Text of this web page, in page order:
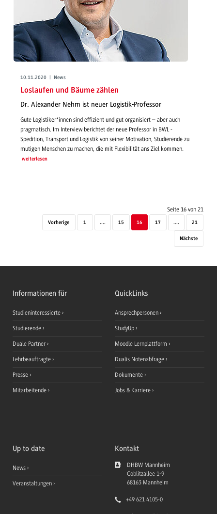
10.11.2020 | News
Loslaufen und Bäume zählen
Dr. Alexander Nehm ist neuer Logistik-Professor
Gute Logistiker*innen sind effizient und gut organisiert – aber auch
pragmatisch. Im Interview berichtet der neue Professor in BWL -
Spedition, Transport und Logistik von seiner Motivation, Studierende zu
mutigen Menschen zu machen, die mit Flexibilität ans Ziel kommen.
weiterlesen
Seite 16 von 21
Vorherige 1 .... 15 16 17 .... 21
Nächste
Informationen für
Studieninteressierte
Studierende
Duale Partner
Lehrbeauftragte
Presse
Mitarbeitende
QuickLinks
Ansprechpersonen
StudyUp
Moodle Lernplattform
Dualis Notenabfrage
Dokumente
Jobs & Karriere
Up to date
News
Veranstaltungen
Kontakt
DHBW Mannheim
Coblitzallee 1-9
68163 Mannheim
+49 621 4105-0